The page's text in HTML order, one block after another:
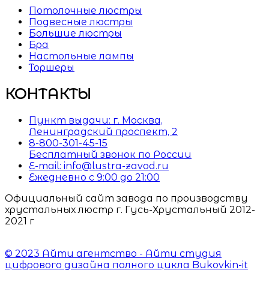
Потолочные люстры
Подвесные люстры
Большие люстры
Бра
Настольные лампы
Торшеры
КОНТАКТЫ
Пункт выдачи: г. Москва,
Ленинградский проспект, 2
8-800-301-45-15
Бесплатный звонок по России
E-mail: info@lustra-zavod.ru
Ежедневно с 9:00 до 21:00
Официальный сайт завода по производству
хрустальных люстр г. Гусь-Хрустальный 2012-
2021 г
© 2023 Айти агентство - Айти студия
цифрового дизайна полного цикла Bukovkin-it